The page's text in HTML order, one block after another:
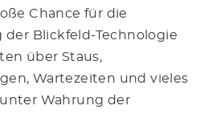
Chance für die
Blickfeld-Technologie
über Staus,
Wartezeiten und vieles
Wahrung der